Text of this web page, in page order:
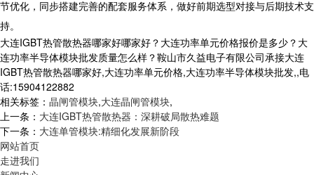
节优化，同步搭建完善的配套服务体系，做好前期选型对接与后期技术支
持。
大连IGBT热管散热器哪家好哪家好？大连功率单元价格报价是多少？大
连功率半导体模块批发质量怎么样？鞍山市久益电子有限公司承接大连
IGBT热管散热器哪家好,大连功率单元价格,大连功率半导体模块批发,,电
话:15904122882
相关标签： 晶闸管模块,大连晶闸管模块,
上一条： 大连IGBT热管散热器：深耕破局散热难题
下一条： 大连单管模块:精细化发展新阶段
网站首页
走进我们